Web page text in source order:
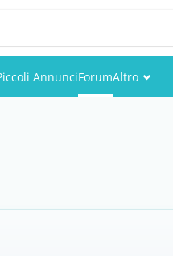
AnnunciForumAltro